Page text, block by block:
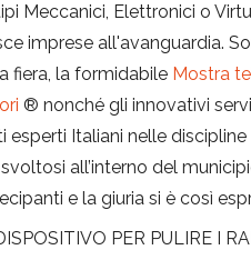
Meccanici, Elettronici o
imprese all'avanguardia.
fiera, la formidabile Mostra
® nonché gli innovativi
Italiani nelle
all’interno del
e la giuria si è così
PER PULIRE I